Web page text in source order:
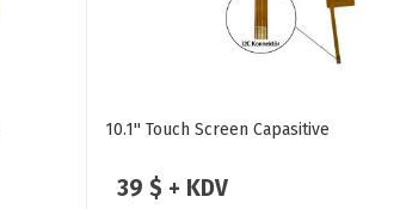
10.1'' Touch Screen Capasitive
39 $ + KDV